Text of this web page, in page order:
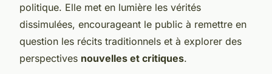
politique. Elle met en lumière les vérités
dissimulées, encourageant le public à remettre en
question les récits traditionnels et à explorer des
perspectives nouvelles et critiques.